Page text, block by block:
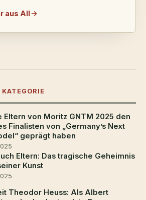
aus All
Eltern von Moritz GNTM 2025 den
Finalisten von „Germany’s Next
geprägt haben
Eltern: Das tragische Geheimnis
Kunst
Theodor Heuss: Als Albert